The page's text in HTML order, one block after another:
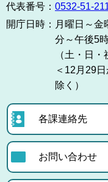
代表番号： 0532-51-
開庁日時： 月曜日～
分～午後5
（土・日
＜12月29
除く）
各課連絡先
お問い合わせ